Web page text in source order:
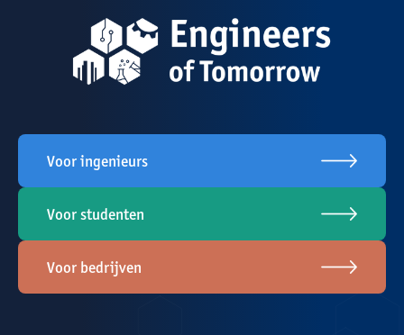
Voor ingenieurs
Voor studenten
Voor bedrijven